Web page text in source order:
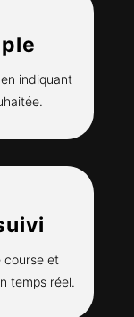
indiquant
course et
temps réel.